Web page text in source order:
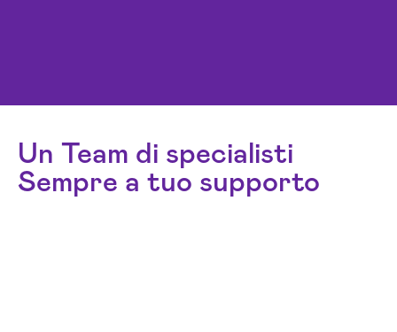
Un Team di specialisti
Sempre a tuo supporto